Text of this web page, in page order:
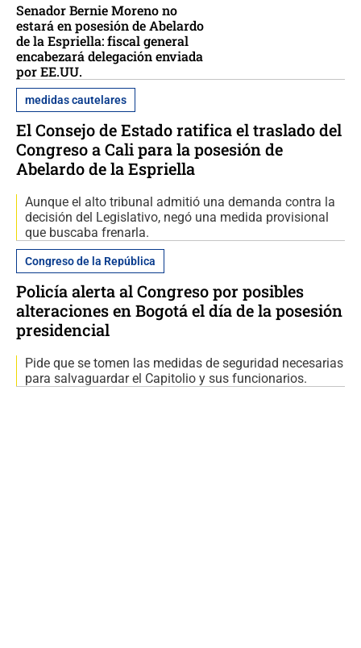
Senador Bernie Moreno no
estará en posesión de Abelardo
de la Espriella: fiscal general
encabezará delegación enviada
por EE.UU.
medidas cautelares
El Consejo de Estado ratifica el traslado del
Congreso a Cali para la posesión de
Abelardo de la Espriella
Aunque el alto tribunal admitió una demanda contra la
decisión del Legislativo, negó una medida provisional
que buscaba frenarla.
Congreso de la República
Policía alerta al Congreso por posibles
alteraciones en Bogotá el día de la posesión
presidencial
Pide que se tomen las medidas de seguridad necesarias
para salvaguardar el Capitolio y sus funcionarios.